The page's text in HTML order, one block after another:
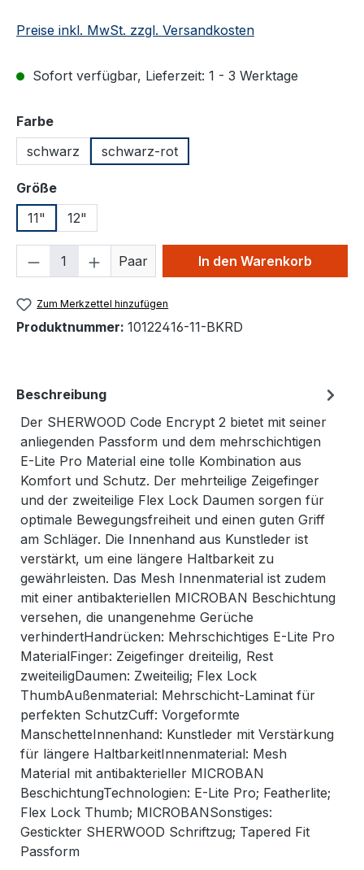
Preise inkl. MwSt. zzgl. Versandkosten
Sofort verfügbar, Lieferzeit: 1 - 3 Werktage
Farbeauswählen
schwarz
schwarz-rot
Größeauswählen
11"
12"
Produkt Anzahl: Gib den
Paar In den Warenkorb
Zum Merkzettel hinzufügen
Produktnummer: 10122416-11-BKRD
Beschreibung
Der SHERWOOD Code Encrypt 2 bietet mit seiner
anliegenden Passform und dem mehrschichtigen
E-Lite Pro Material eine tolle Kombination aus
Komfort und Schutz. Der mehrteilige Zeigefinger
und der zweiteilige Flex Lock Daumen sorgen für
optimale Bewegungsfreiheit und einen guten Griff
am Schläger. Die Innenhand aus Kunstleder ist
verstärkt, um eine längere Haltbarkeit zu
gewährleisten. Das Mesh Innenmaterial ist zudem
mit einer antibakteriellen MICROBAN Beschichtung
versehen, die unangenehme Gerüche
verhindertHandrücken: Mehrschichtiges E-Lite Pro
MaterialFinger: Zeigefinger dreiteilig, Rest
zweiteiligDaumen: Zweiteilig; Flex Lock
ThumbAußenmaterial: Mehrschicht-Laminat für
perfekten SchutzCuff: Vorgeformte
ManschetteInnenhand: Kunstleder mit Verstärkung
für längere HaltbarkeitInnenmaterial: Mesh
Material mit antibakterieller MICROBAN
BeschichtungTechnologien: E-Lite Pro; Featherlite;
Flex Lock Thumb; MICROBANSonstiges:
Gestickter SHERWOOD Schriftzug; Tapered Fit
Passform